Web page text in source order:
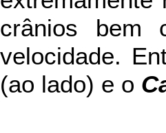
crânios bem
velocidade.
(ao lado) e o